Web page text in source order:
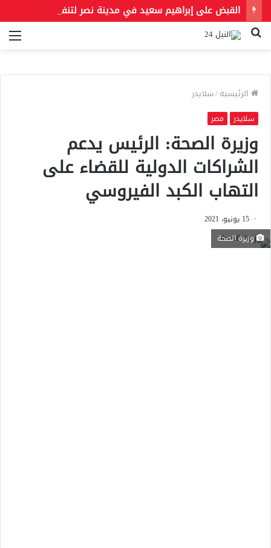
بحث
الرئيسية/سلايدر
سلايدر مصر
وزيرة الصحة: الرئيس يدعم
الشراكات الدولية للقضاء على
التهاب الكبد الفيروسي
15 يونيو، 2021
وزيرة الصحة